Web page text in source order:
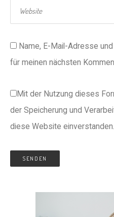
Name, E-Mail-Adresse
für meinen nächsten
Mit der Nutzung dieses
der Speicherung und
diese Website einverstanden.